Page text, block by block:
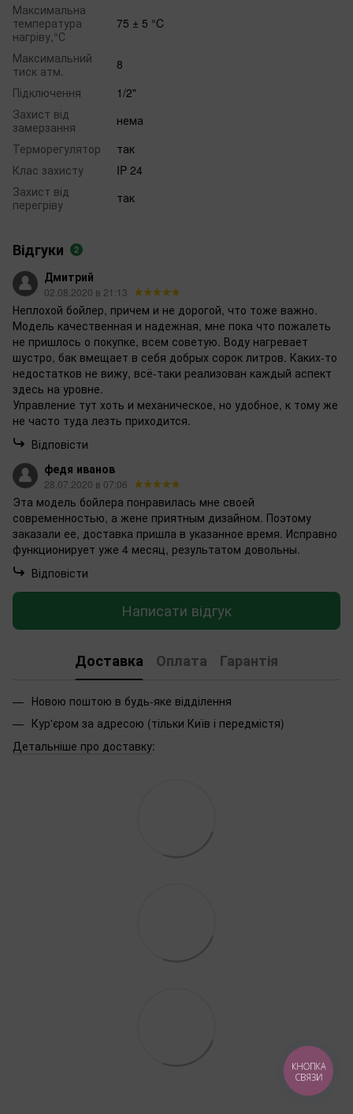
Максимальна
температура
нагріву,°С
75 ± 5 °C
Максимальний
тиск атм.
8
Підключення
1/2"
Захист від
замерзання
нема
Терморегулятор
так
Клас захисту
IP 24
Захист від
перегріву
так
Відгуки 2
Дмитрий
02.08.2020 в 21:13
Неплохой бойлер, причем и не дорогой, что тоже важно.
Модель качественная и надежная, мне пока что пожалеть
не пришлось о покупке, всем советую. Воду нагревает
шустро, бак вмещает в себя добрых сорок литров. Каких-то
недостатков не вижу, всё-таки реализован каждый аспект
здесь на уровне.
Управление тут хоть и механическое, но удобное, к тому же
не часто туда лезть приходится.
Відповісти
федя иванов
28.07.2020 в 07:06
Эта модель бойлера понравилась мне своей
современностью, а жене приятным дизайном. Поэтому
заказали ее, доставка пришла в указанное время. Исправно
функционирует уже 4 месяц, результатом довольны.
Відповісти
Написати відгук
Доставка Оплата Гарантія
Новою поштою в будь-яке відділення
Кур'єром за адресою (тільки Київ і передмістя)
Детальніше про доставку:
КНОПКА
СВЯЗИ